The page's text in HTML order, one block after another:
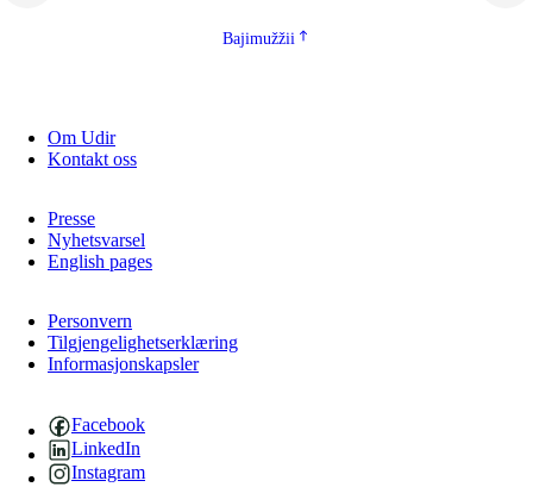
Bajimužžii
Om Udir
Kontakt oss
Presse
Nyhetsvarsel
English pages
Personvern
Tilgjengelighetserklæring
Informasjonskapsler
Facebook
LinkedIn
Instagram